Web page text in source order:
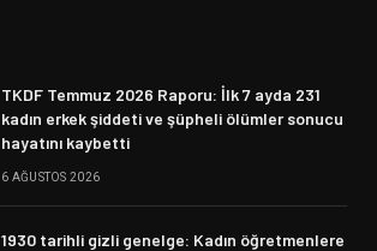
TKDF Temmuz 2026 Raporu: İlk 7 ayda 231
kadın erkek şiddeti ve şüpheli ölümler sonucu
hayatını kaybetti
6 AĞUSTOS 2026
1930 tarihli gizli genelge: Kadın öğretmenlere